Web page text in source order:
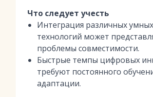
Что следует учесть
Интеграция различных умных
технологий может
проблемы совместимости.
Быстрые темпы цифровых
требуют постоянного
адаптации.